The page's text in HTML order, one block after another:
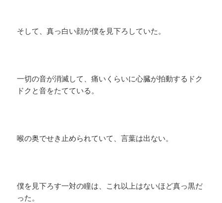
そして、真っ白い顔が僕を見下ろしていた。
一切の音が消滅して、痛いくらいに心臓が拍動するドク
ドクと音をたてている。
喉の奥でせき止められていて、言葉は出ない。
僕を見下ろす一対の瞳は、これ以上はないほど真っ黒だ
った。